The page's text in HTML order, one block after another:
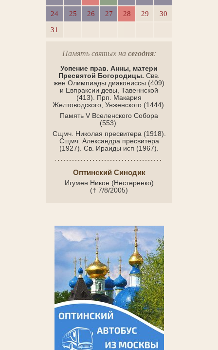
24 25 26 27 28 29 30
31
Память святых на сегодня:
Успение прав. Анны, матери
Пресвятой Богородицы. Свв.
жен Олимпиады диакониссы (409)
и Евпраксии девы, Тавеннской
(413). Прп. Макария
Желтоводского, Унженского (1444).
Память V Вселенского Собора
(553).
Сщмч. Николая пресвитера (1918).
Сщмч. Александра пресвитера
(1927). Св. Ираиды исп (1967).
Оптинский Синодик
Игумен Никон (Нестеренко)
(† 7/8/2005)